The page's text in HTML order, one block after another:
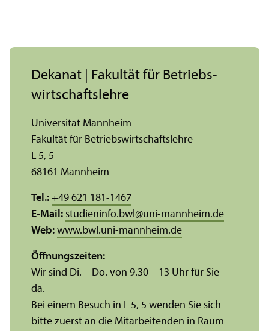
Dekanat | Fakultät für Betriebs­
wirtschafts­lehre
Universität Mannheim
Fakultät für Betriebs­wirtschafts­lehre
L 5, 5
68161 Mannheim
Tel.: +49 621 181-1467
E-Mail: studieninfo.bwl @uni-mannheim.de
Web: www.bwl.uni-mannheim.de
Öffnungs­zeiten:
Wir sind Di. – Do. von 9.30 – 13 Uhr für Sie
da.
Bei einem Besuch in L 5, 5 wenden Sie sich
bitte zuerst an die Mitarbeitenden in Raum